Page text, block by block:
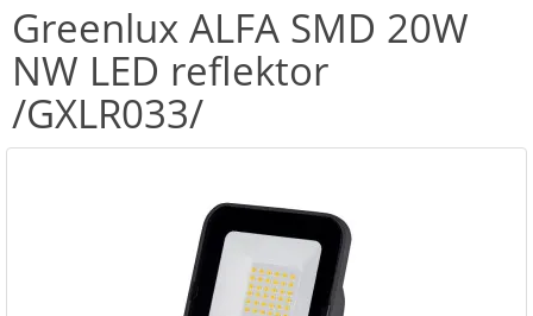
Greenlux ALFA SMD 20W
NW LED reflektor
/GXLR033/